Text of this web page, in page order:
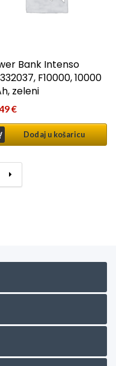
Bank Intenso
F10000, 10000
zeleni
€
Dodaj u košaricu
→